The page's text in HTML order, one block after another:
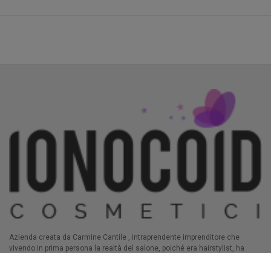
Azienda creata da Carmine Cantile , intraprendente imprenditore che
vivendo in prima persona la realtà del salone, poiché era hairstylist, ha